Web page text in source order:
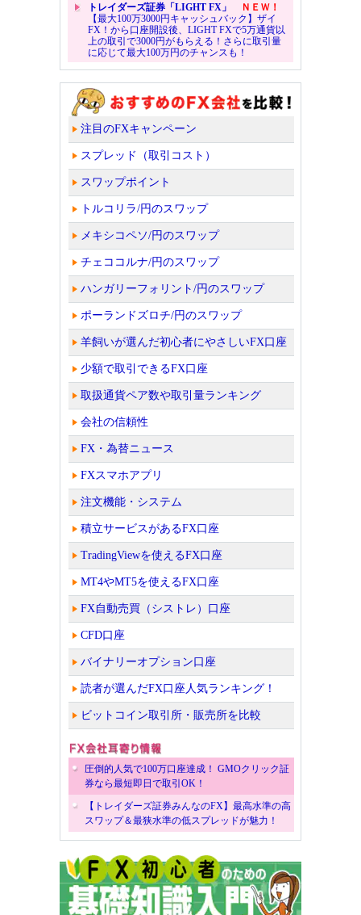
トレイダーズ証券「LIGHT FX」
ＮＥＷ！
【最大100万3000円キャッシュバック】ザイ
FX！から口座開設後、LIGHT FXで5万通貨以
上の取引で3000円がもらえる！さらに取引量
に応じて最大100万円のチャンスも！
注目のFXキャンペーン
スプレッド（取引コスト）
スワップポイント
トルコリラ/円のスワップ
メキシコペソ/円のスワップ
チェココルナ/円のスワップ
ハンガリーフォリント/円のスワップ
ポーランドズロチ/円のスワップ
羊飼いが選んだ初心者にやさしいFX口座
少額で取引できるFX口座
取扱通貨ペア数や取引量ランキング
会社の信頼性
FX・為替ニュース
FXスマホアプリ
注文機能・システム
積立サービスがあるFX口座
TradingViewを使えるFX口座
MT4やMT5を使えるFX口座
FX自動売買（シストレ）口座
CFD口座
バイナリーオプション口座
読者が選んだFX口座人気ランキング！
ビットコイン取引所・販売所を比較
圧倒的人気で100万口座達成！ GMOクリック証
券なら最短即日で取引OK！
【トレイダーズ証券みんなのFX】最高水準の高
スワップ＆最狭水準の低スプレッドが魅力！